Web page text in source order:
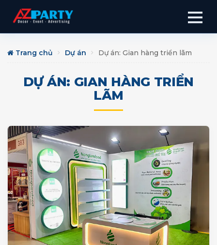
Trang chủ Dự án Dự án: Gian hàng triển lãm
DỰ ÁN: GIAN HÀNG TRIỂN
LÃM